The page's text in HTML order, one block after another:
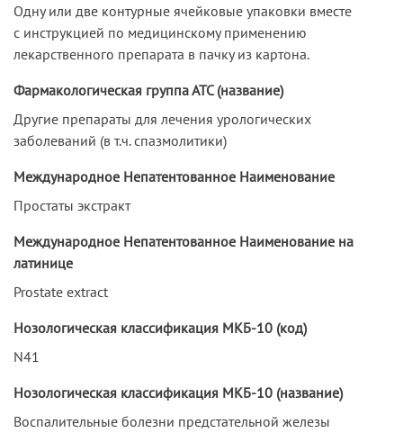
Одну или две контурные ячейковые упаковки вместе
с инструкцией по медицинскому применению
лекарственного препарата в пачку из картона.
Фармакологическая группа АТС (название)
Другие препараты для лечения урологических
заболеваний (в т.ч. спазмолитики)
Международное Непатентованное Наименование
Простаты экстракт
Международное Непатентованное Наименование на
латинице
Prostate extract
Нозологическая классификация МКБ-10 (код)
N41
Нозологическая классификация МКБ-10 (название)
Воспалительные болезни предстательной железы